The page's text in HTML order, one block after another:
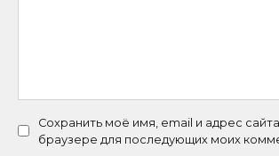
Сохранить моё имя, email и адрес
браузере для последующих моих